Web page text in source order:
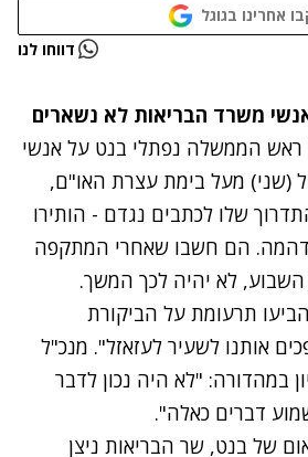
אחרינו בגוגל
נתקלנו בבעיה דווחו לנו
משרד הבריאות לא נשארים
הממשלה נפתלי בנט על אנשי
(שני) מעל בימת עצרת האו"ם,
שלו לכתבים נגדם - הותירו
הם חשבו שאחרי המתקפה
לא יהיה לכך המשך.
תרעומת על הביקורת
אותנו לשעיר לעזאזל". מנכ"ל
במהדורה: "לא היה נכון לדבר
דברים כאלה".
של בנט, שר הבריאות ניצן